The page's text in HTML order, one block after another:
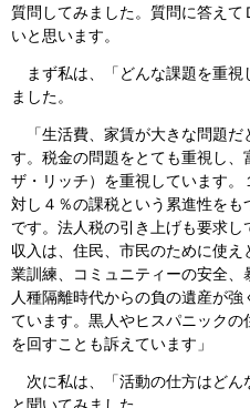
質問してみました。質問に答え
いと思います。
まず私は、「どんな課題を重視
ました。
「生活費、家賃が大きな問題だ
す。税金の問題をとても重視し、
ザ・リッチ）を重視しています
対し４％の課税という累進性をも
です。法人税の引き上げも要求
収入は、住民、市民のために使
業訓練、コミュニティーの安全
人種隔離時代からの負の遺産が
ています。黒人やヒスパニック
を回すことも訴えています」
次に私は、「活動の仕方はどん